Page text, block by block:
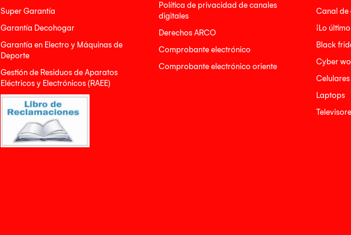
Super Garantía
Garantía Decohogar
Garantía en Electro y Máquinas de
Deporte
Gestión de Residuos de Aparatos
Eléctricos y Electrónicos (RAEE)
Política de privacidad de canales
digitales
Derechos ARCO
Comprobante electrónico
Comprobante electrónico oriente
Canal de
¡Lo
Black
Cyber
Celulares
Laptops